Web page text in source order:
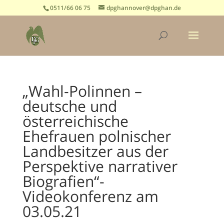
0511/66 06 75 dpghannover@dpghan.de
„Wahl-Polinnen –
deutsche und
österreichische
Ehefrauen polnischer
Landbesitzer aus der
Perspektive narrativer
Biografien“-
Videokonferenz am
03.05.21